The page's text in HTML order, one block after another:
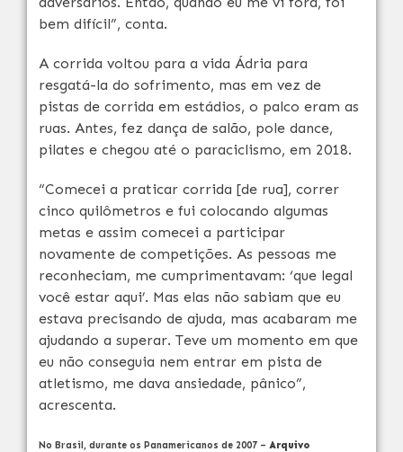
bem difícil”, conta.
A corrida voltou para a vida Ádria para
resgatá-la do sofrimento, mas em vez de
pistas de corrida em estádios, o palco eram as
ruas. Antes, fez dança de salão, pole dance,
pilates e chegou até o paraciclismo, em 2018.
“Comecei a praticar corrida [de rua], correr
cinco quilômetros e fui colocando algumas
metas e assim comecei a participar
novamente de competições. As pessoas me
reconheciam, me cumprimentavam: ‘que legal
você estar aqui’. Mas elas não sabiam que eu
estava precisando de ajuda, mas acabaram me
ajudando a superar. Teve um momento em que
eu não conseguia nem entrar em pista de
atletismo, me dava ansiedade, pânico”,
acrescenta.
No Brasil, durante os Panamericanos de 2007 – Arquivo